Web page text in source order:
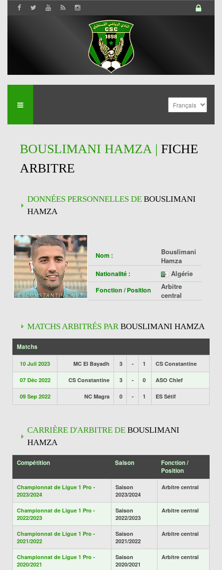
BOUSLIMANI HAMZA | FICHE
ARBITRE
DONNÉES PERSONNELLES DE BOUSLIMANI
HAMZA
Nom :
Bouslimani
Hamza
Nationalité : Algérie
Fonction / Position
Arbitre
central
MATCHS ARBITRÉS PARBOUSLIMANI HAMZA
Matchs
10 Juil 2023 MC El Bayadh 3 - 1 CS Constantine
07 Déc 2022 CS Constantine 3 - 0 ASO Chlef
09 Sep 2022 NC Magra 0 - 1 ES Sétif
CARRIÈRE D'ARBITRE DE BOUSLIMANI
HAMZA
Compétition Saison
Fonction /
Position
Championnat de Ligue 1 Pro -
2023/2024
Saison
2023/2024
Arbitre central
Championnat de Ligue 1 Pro -
2022/2023
Saison
2022/2023
Arbitre central
Championnat de Ligue 1 Pro -
2021/2022
Saison
2021/2022
Arbitre central
Championnat de Ligue 1 Pro -
2020/2021
Saison
2020/2021
Arbitre central